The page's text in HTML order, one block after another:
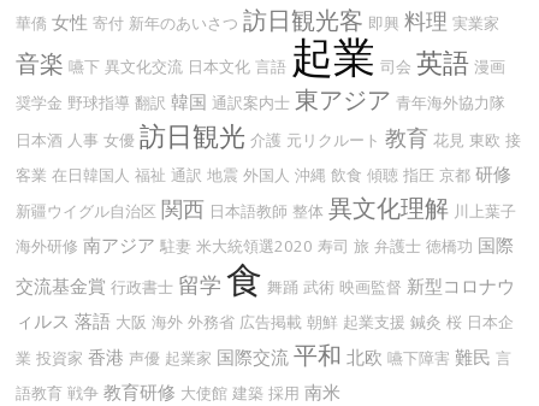
華僑 女性 寄付 新年のあいさつ 訪日観光客 即興 料理 実業家
音楽 嚥下 異文化交流 日本文化 言語 起業 司会 英語 漫画
奨学金 野球指導 翻訳 韓国 通訳案内士 東アジア 青年海外協力隊
日本酒 人事 女優 訪日観光 介護 元リクルート 教育 花見 東欧 接
客業 在日韓国人 福祉 通訳 地震 外国人 沖縄 飲食 傾聴 指圧 京都 研修
新疆ウイグル自治区 関西 日本語教師 整体 異文化理解 川上葉子
海外研修 南アジア 駐妻 米大統領選2020 寿司 旅 弁護士 徳橋功 国際
交流基金賞 行政書士 留学 食 舞踊 武術 映画監督 新型コロナウ
ィルス 落語 大阪 海外 外務省 広告掲載 朝鮮 起業支援 鍼灸 桜 日本企
業 投資家 香港 声優 起業家 国際交流 平和 北欧 嚥下障害 難民 言
語教育 戦争 教育研修 大使館 建築 採用 南米